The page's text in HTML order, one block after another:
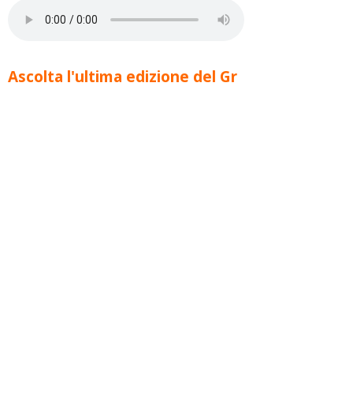
Ascolta l'ultima edizione del Gr